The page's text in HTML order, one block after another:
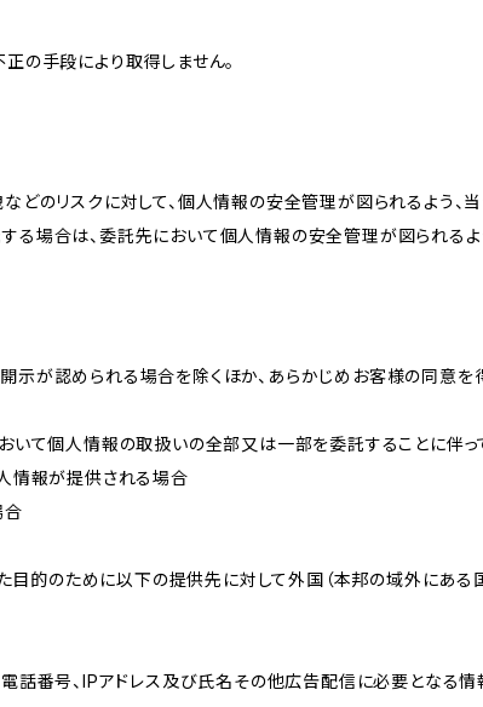
の手段により取得しません。
どのリスクに対して、個人情報の安全管理が図られるよう、
る場合は、委託先において個人情報の安全管理が図られるよ
示が認められる場合を除くほか、あらかじめお客様の同意
いて個人情報の取扱いの全部又は一部を委託することに伴
情報が提供される場合
合
的のために以下の提供先に対して外国（本邦の域外にあ
話番号、IPアドレス及び氏名その他広告配信に必要となる情